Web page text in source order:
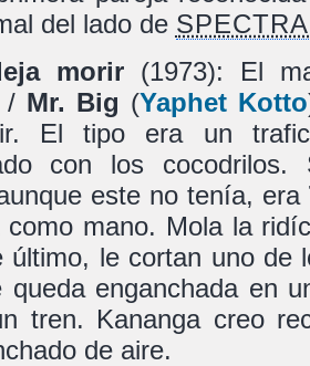
del lado de SPECTRA
morir(1973): El
Mr. Big (Yaphet Kotto
El tipo era un
con los
este no tenía, era
como mano. Mola la
último, le cortan uno de
queda enganchada en
tren. Kananga creo
de aire.